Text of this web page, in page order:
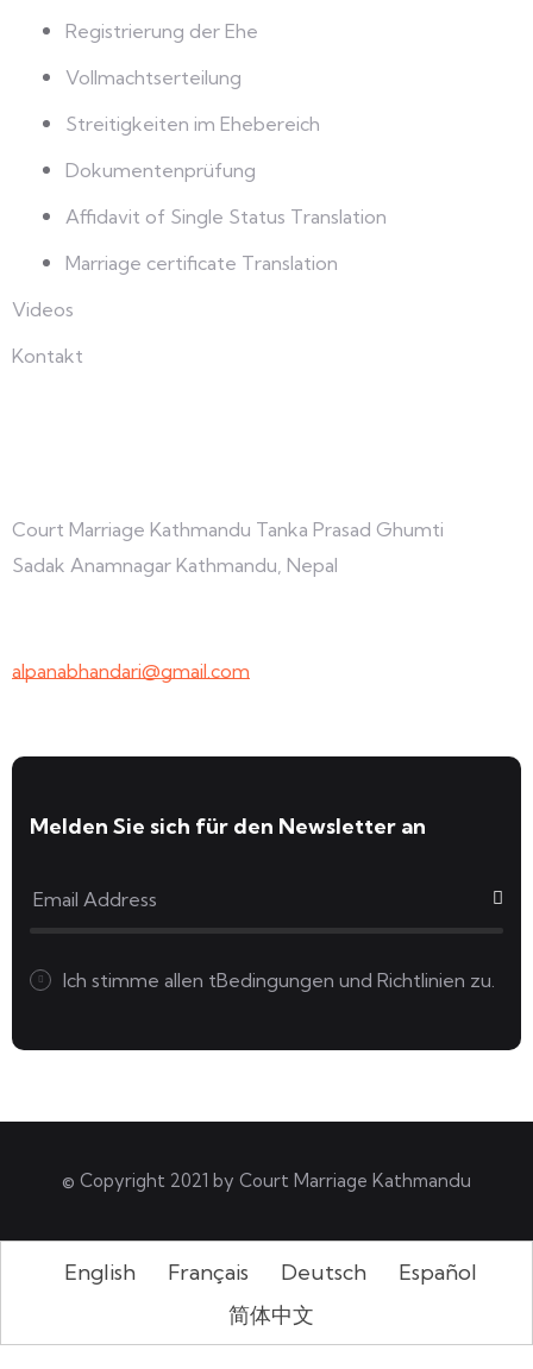
Registrierung der Ehe
Vollmachtserteilung
Streitigkeiten im Ehebereich
Dokumentenprüfung
Affidavit of Single Status Translation
Marriage certificate Translation
Videos
Kontakt
Court Marriage Kathmandu Tanka Prasad Ghumti
Sadak Anamnagar Kathmandu, Nepal
alpanabhandari@gmail.com
Melden Sie sich für den Newsletter an
Ich stimme allen tBedingungen und Richtlinien zu.
© Copyright 2021 by Court Marriage Kathmandu
English Français Deutsch
Español
简体中文